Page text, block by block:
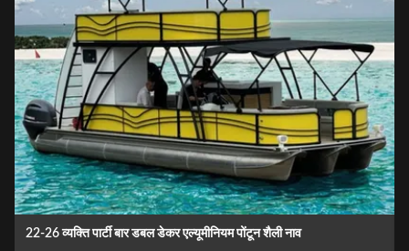
25-30FT एल्यूमीनियम डबल डेकर पोंटून नाव 12 लोगों के लिए मनोरंजक